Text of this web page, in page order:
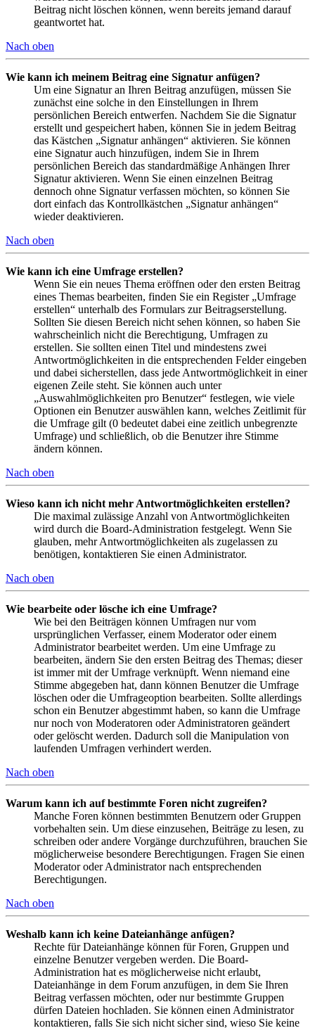
Beitrag nicht löschen können, wenn bereits jemand darauf
geantwortet hat.
Nach oben
Wie kann ich meinem Beitrag eine Signatur anfügen?
Um eine Signatur an Ihren Beitrag anzufügen, müssen Sie
zunächst eine solche in den Einstellungen in Ihrem
persönlichen Bereich entwerfen. Nachdem Sie die Signatur
erstellt und gespeichert haben, können Sie in jedem Beitrag
das Kästchen „Signatur anhängen“ aktivieren. Sie können
eine Signatur auch hinzufügen, indem Sie in Ihrem
persönlichen Bereich das standardmäßige Anhängen Ihrer
Signatur aktivieren. Wenn Sie einen einzelnen Beitrag
dennoch ohne Signatur verfassen möchten, so können Sie
dort einfach das Kontrollkästchen „Signatur anhängen“
wieder deaktivieren.
Nach oben
Wie kann ich eine Umfrage erstellen?
Wenn Sie ein neues Thema eröffnen oder den ersten Beitrag
eines Themas bearbeiten, finden Sie ein Register „Umfrage
erstellen“ unterhalb des Formulars zur Beitragserstellung.
Sollten Sie diesen Bereich nicht sehen können, so haben Sie
wahrscheinlich nicht die Berechtigung, Umfragen zu
erstellen. Sie sollten einen Titel und mindestens zwei
Antwortmöglichkeiten in die entsprechenden Felder eingeben
und dabei sicherstellen, dass jede Antwortmöglichkeit in einer
eigenen Zeile steht. Sie können auch unter
„Auswahlmöglichkeiten pro Benutzer“ festlegen, wie viele
Optionen ein Benutzer auswählen kann, welches Zeitlimit für
die Umfrage gilt (0 bedeutet dabei eine zeitlich unbegrenzte
Umfrage) und schließlich, ob die Benutzer ihre Stimme
ändern können.
Nach oben
Wieso kann ich nicht mehr Antwortmöglichkeiten erstellen?
Die maximal zulässige Anzahl von Antwortmöglichkeiten
wird durch die Board-Administration festgelegt. Wenn Sie
glauben, mehr Antwortmöglichkeiten als zugelassen zu
benötigen, kontaktieren Sie einen Administrator.
Nach oben
Wie bearbeite oder lösche ich eine Umfrage?
Wie bei den Beiträgen können Umfragen nur vom
ursprünglichen Verfasser, einem Moderator oder einem
Administrator bearbeitet werden. Um eine Umfrage zu
bearbeiten, ändern Sie den ersten Beitrag des Themas; dieser
ist immer mit der Umfrage verknüpft. Wenn niemand eine
Stimme abgegeben hat, dann können Benutzer die Umfrage
löschen oder die Umfrageoption bearbeiten. Sollte allerdings
schon ein Benutzer abgestimmt haben, so kann die Umfrage
nur noch von Moderatoren oder Administratoren geändert
oder gelöscht werden. Dadurch soll die Manipulation von
laufenden Umfragen verhindert werden.
Nach oben
Warum kann ich auf bestimmte Foren nicht zugreifen?
Manche Foren können bestimmten Benutzern oder Gruppen
vorbehalten sein. Um diese einzusehen, Beiträge zu lesen, zu
schreiben oder andere Vorgänge durchzuführen, brauchen Sie
möglicherweise besondere Berechtigungen. Fragen Sie einen
Moderator oder Administrator nach entsprechenden
Berechtigungen.
Nach oben
Weshalb kann ich keine Dateianhänge anfügen?
Rechte für Dateianhänge können für Foren, Gruppen und
einzelne Benutzer vergeben werden. Die Board-
Administration hat es möglicherweise nicht erlaubt,
Dateianhänge in dem Forum anzufügen, in dem Sie Ihren
Beitrag verfassen möchten, oder nur bestimmte Gruppen
dürfen Dateien hochladen. Sie können einen Administrator
kontaktieren, falls Sie sich nicht sicher sind, wieso Sie keine